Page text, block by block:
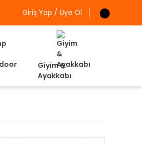
Giriş Yap / Üye Ol
Giyim &
Ayakkabı